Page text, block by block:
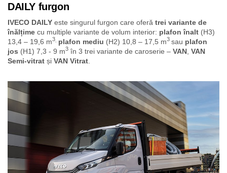
DAILY furgon
IVECO DAILY este singurul furgon care oferă trei variante de
înălțime cu multiple variante de volum interior: plafon înalt (H3)
13,4 – 19,6 m3, plafon mediu (H2) 10,8 – 17,5 m3 sau plafon
jos (H1) 7,3 - 9 m3 în 3 trei variante de caroserie – VAN VAN
Semi-vitrat și VAN Vitrat